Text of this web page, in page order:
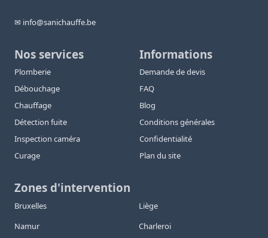
✉ info@sanichauffe.be
Nos services
Plomberie
Débouchage
Chauffage
Détection fuite
Inspection caméra
Curage
Informations
Demande de devis
FAQ
Blog
Conditions générales
Confidentialité
Plan du site
Zones d'intervention
Bruxelles
Liège
Namur
Charleroi